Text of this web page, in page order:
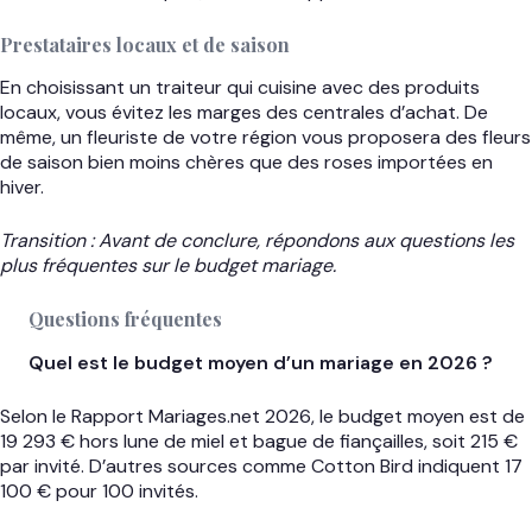
Prestataires locaux et de saison
En choisissant un traiteur qui cuisine avec des produits
locaux, vous évitez les marges des centrales d’achat. De
même, un fleuriste de votre région vous proposera des fleurs
de saison bien moins chères que des roses importées en
hiver.
Transition : Avant de conclure, répondons aux questions les
plus fréquentes sur le budget mariage.
Questions fréquentes
Quel est le budget moyen d’un mariage en 2026 ?
Selon le Rapport Mariages.net 2026, le budget moyen est de
19 293 € hors lune de miel et bague de fiançailles, soit 215 €
par invité. D’autres sources comme Cotton Bird indiquent 17
100 € pour 100 invités.